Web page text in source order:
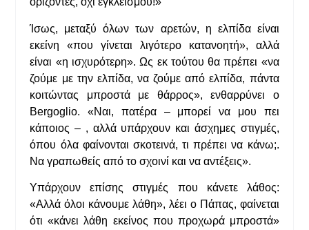
Ίσως, μεταξύ όλων των αρετών, η ελπίδα είναι
εκείνη «που γίνεται λιγότερο κατανοητή», αλλά
είναι «η ισχυρότερη». Ως εκ τούτου θα πρέπει «να
ζούμε με την ελπίδα, να ζούμε από ελπίδα, πάντα
κοιτώντας μπροστά με θάρρος», ενθαρρύνει ο
Bergoglio. «Ναι, πατέρα – μπορεί να μου πει
κάποιος – , αλλά υπάρχουν και άσχημες στιγμές,
όπου όλα φαίνονται σκοτεινά, τι πρέπει να κάνω;.
Να γραπωθείς από το σχοινί και να αντέξεις».
Υπάρχουν επίσης στιγμές που κάνετε λάθος:
«Αλλά όλοι κάνουμε λάθη», λέει ο Πάπας, φαίνεται
ότι «κάνει λάθη εκείνος που προχωρά μπροστά»